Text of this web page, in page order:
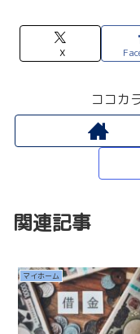
X
ココカ
関連記事
マイホーム